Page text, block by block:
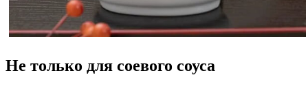
Не только для соевого соуса